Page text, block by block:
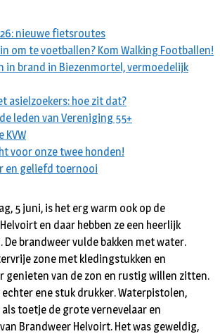
nieuwe fietsroutes
om te voetballen? Kom Walking Footballen!
in brand in Biezenmortel, vermoedelijk
asielzoekers: hoe zit dat?
leden van Vereniging 55+
KVW
voor onze twee honden!
en geliefd toernooi
5 juni, is het erg warm ook op de
en daar hebben ze een heerlijk
brandweer vulde bakken met water.
zone met kledingstukken en
genieten van de zon en rustig willen zitten.
ene stuk drukker. Waterpistolen,
toetje de grote vernevelaar en
Brandweer Helvoirt. Het was geweldig,